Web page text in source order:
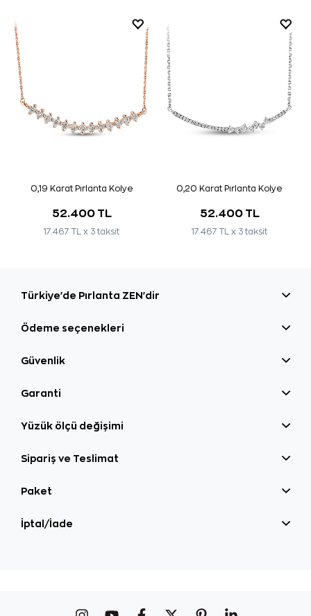
0,19 Karat Pırlanta Kolye
52.400 TL
17.467 TL x 3 taksit
0,20 Karat Pırlanta Kolye
52.400 TL
17.467 TL x 3 taksit
Türkiye'de Pırlanta ZEN'dir
Ödeme seçenekleri
Güvenlik
Garanti
Yüzük ölçü değişimi
Sipariş ve Teslimat
Paket
İptal/İade